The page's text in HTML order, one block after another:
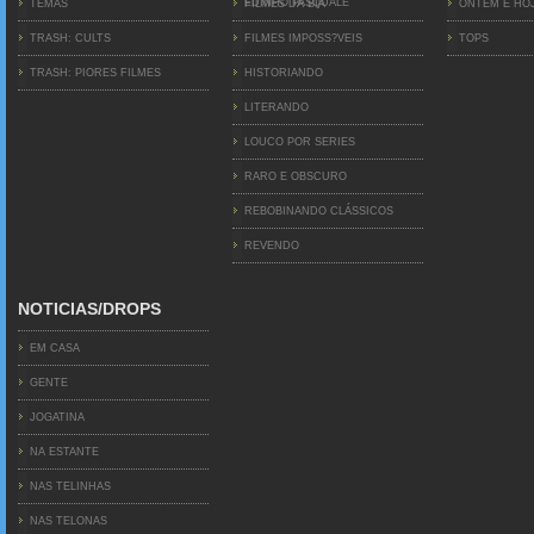
TEMAS
TRASH: CULTS
TRASH: PIORES FILMES
EDINHO PASQUALE
FILMES DA BIA
FILMES IMPOSS?VEIS
HISTORIANDO
LITERANDO
LOUCO POR SERIES
RARO E OBSCURO
REBOBINANDO CLÁSSICOS
REVENDO
ONTEM E
TOPS
NOTICIAS/DROPS
EM CASA
GENTE
JOGATINA
NA ESTANTE
NAS TELINHAS
NAS TELONAS